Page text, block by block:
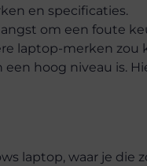
en specificaties.
om een foute
laptop-merken zou
hoog niveau is.
laptop, waar je die